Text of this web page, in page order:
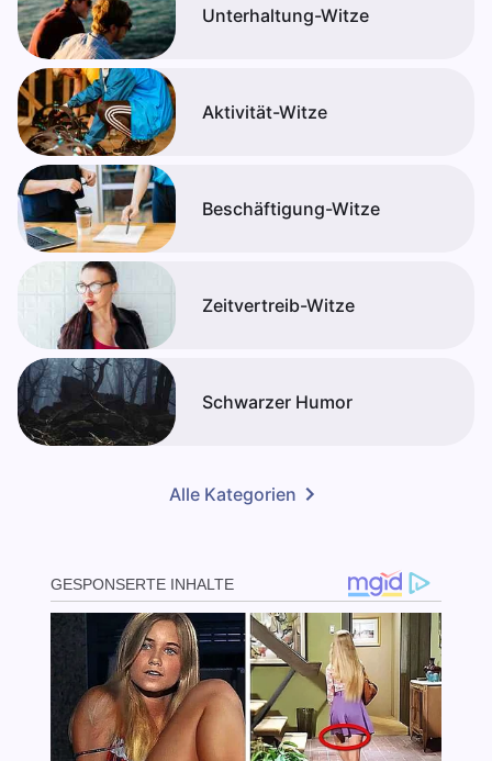
Unterhaltung-Witze
Aktivität-Witze
Beschäftigung-Witze
Zeitvertreib-Witze
Schwarzer Humor
Alle Kategorien